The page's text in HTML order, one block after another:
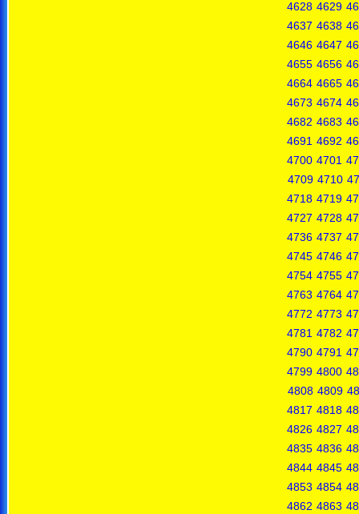
4628 4629
4637 4638
4646 4647
4655 4656
4664 4665
4673 4674
4682 4683
4691 4692
4700 4701
4709 4710
4718 4719
4727 4728
4736 4737
4745 4746
4754 4755
4763 4764
4772 4773
4781 4782
4790 4791
4799 4800
4808 4809
4817 4818
4826 4827
4835 4836
4844 4845
4853 4854
4862 4863